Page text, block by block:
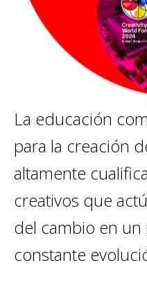
La educación
para la creación
altamente
creativos que
del cambio en
constante